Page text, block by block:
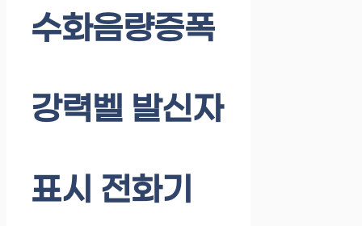
수화음량증폭
강력벨 발신자
표시 전화기